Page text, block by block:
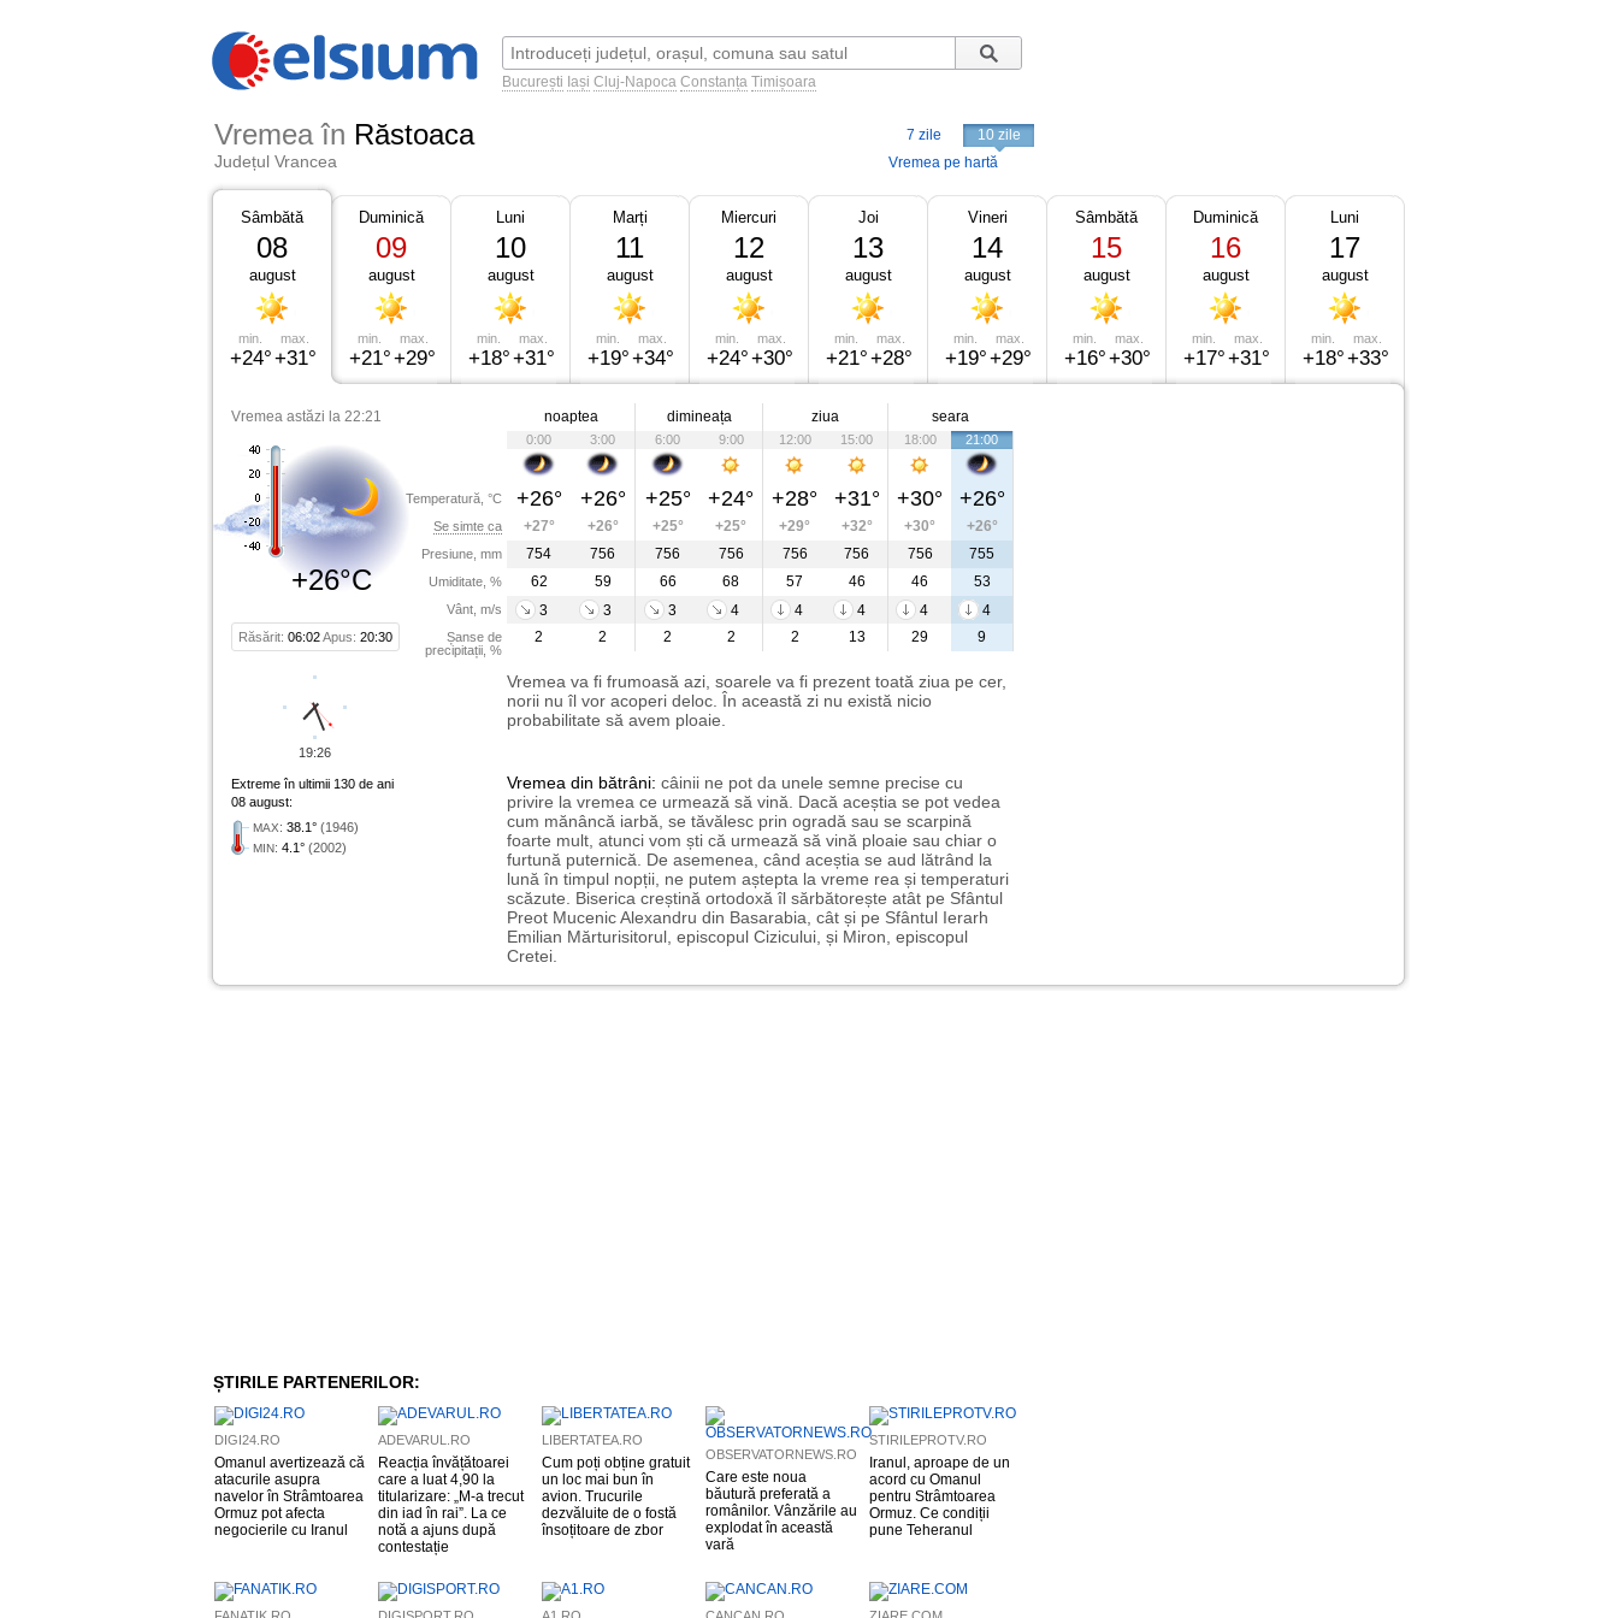
București Iași Cluj-Napoca Constanța Timișoara
Vremea în Răstoaca
Județul Vrancea
7 zile
10 zile
Vremea pe hartă
Sâmbătă
08
august
min.
+24°
max.
+31°
Duminică
09
august
min.
+21°
max.
+29°
Luni
10
august
min.
+18°
max.
+31°
Marți
11
august
min.
+19°
max.
+34°
Miercuri
12
august
min.
+24°
max.
+30°
Joi
13
august
min.
+21°
max.
+28°
Vineri
14
august
min.
+19°
max.
+29°
Sâmbătă
15
august
min.
+16°
max.
+30°
Duminică
16
august
min.
+17°
max.
+31°
Luni
17
august
min.
+18°
max.
+33°
Vremea astăzi la 22:21
+26°C
Răsărit: 06:02Apus: 20:30
Temperatură, °C
Se simte ca
Presiune, mm
Umiditate, %
Vânt, m/s
Șanse de
precipitații, %
noaptea dimineața ziua seara
0:00 3:00 6:00 9:00 12:00 15:00 18:00 21:00
+26° +26° +25° +24° +28° +31° +30° +26°
+27° +26° +25° +25° +29° +32° +30°
+26°
754
756 756 756 756 756 756
755
62
59 66 68 57 46 46
53
3
3 3 4 4 4 4
4
2
2 2 2 2 13 29 9
Vremea va fi frumoasă azi, soarele va fi prezent toată ziua pe cer,
norii nu îl vor acoperi deloc. În această zi nu există nicio
probabilitate să avem ploaie.
Extreme în ultimii 130 de ani
08 august:
MAX: 38.1° (1946)
MIN: 4.1° (2002)
Vremea din bătrâni: câinii ne pot da unele semne precise cu
privire la vremea ce urmează să vină. Dacă aceștia se pot vedea
cum mănâncă iarbă, se tăvălesc prin ogradă sau se scarpină
foarte mult, atunci vom ști că urmează să vină ploaie sau chiar o
furtună puternică. De asemenea, când aceștia se aud lătrând la
lună în timpul nopții, ne putem aștepta la vreme rea și temperaturi
scăzute. Biserica creștină ortodoxă îl sărbătorește atât pe Sfântul
Preot Mucenic Alexandru din Basarabia, cât și pe Sfântul Ierarh
Emilian Mărturisitorul, episcopul Cizicului, și Miron, episcopul
Cretei.
19:26
ȘTIRILE PARTENERILOR:
DIGI24.RO
Omanul avertizează că
atacurile asupra
navelor în Strâmtoarea
Ormuz pot afecta
negocierile cu Iranul
ADEVARUL.RO
Reacția învățătoarei
care a luat 4,90 la
titularizare: „M-a trecut
din iad în rai”. La ce
notă a ajuns după
contestație
LIBERTATEA.RO
Cum poți obține gratuit
un loc mai bun în
avion. Trucurile
dezvăluite de o fostă
însoțitoare de zbor
OBSERVATORNEWS.RO
Care este noua
băutură preferată a
românilor. Vânzările au
explodat în această
vară
STIRILEPROTV.RO
Iranul, aproape de un
acord cu Omanul
pentru Strâmtoarea
Ormuz. Ce condiții
pune Teheranul